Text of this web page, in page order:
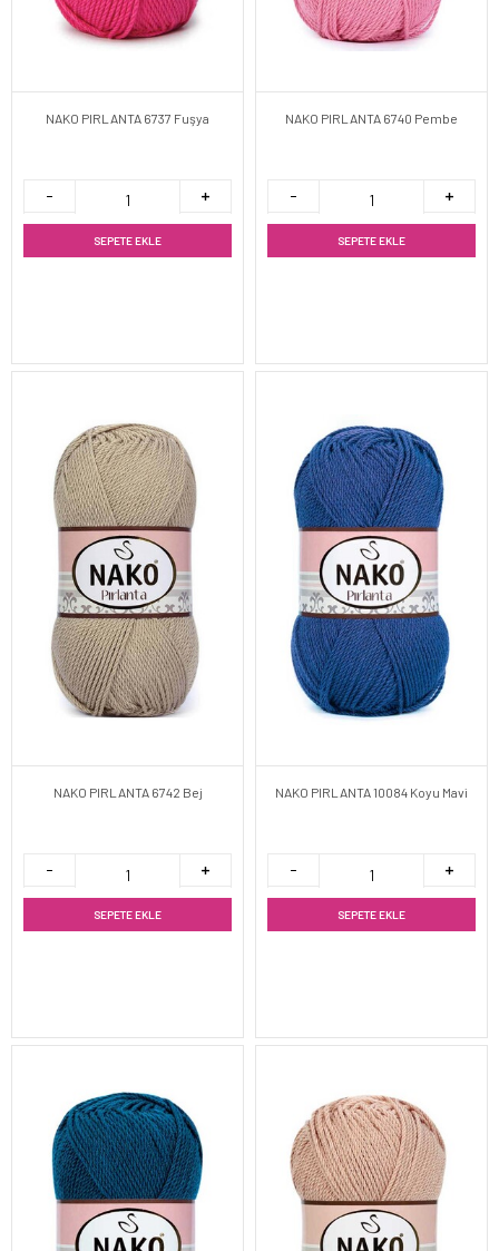
NAKO PIRLANTA 6737 Fuşya
SEPETE EKLE
NAKO PIRLANTA 6740 Pembe
SEPETE EKLE
NAKO PIRLANTA 6742 Bej
SEPETE EKLE
NAKO PIRLANTA 10084 Koyu Mavi
SEPETE EKLE